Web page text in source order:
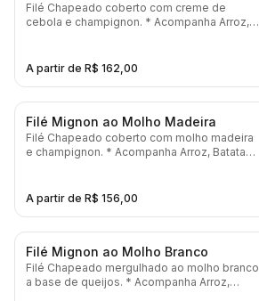
Creme de Cebola
Filé Chapeado coberto com creme de
cebola e champignon. * Acompanha Arroz,
A partir de R$ 162,00
Filé Mignon ao Molho Madeira
Filé Chapeado coberto com molho madeira
e champignon. * Acompanha Arroz, Batata
A partir de R$ 156,00
Filé Mignon ao Molho Branco
Filé Chapeado mergulhado ao molho branco
a base de queijos. * Acompanha Arroz,